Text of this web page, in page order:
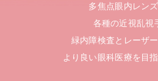
多焦点眼内レンズ
各種の近視乱視
緑内障検査とレーザー
より良い眼科医療を目